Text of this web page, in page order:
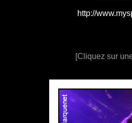
http://
[Cliquez sur